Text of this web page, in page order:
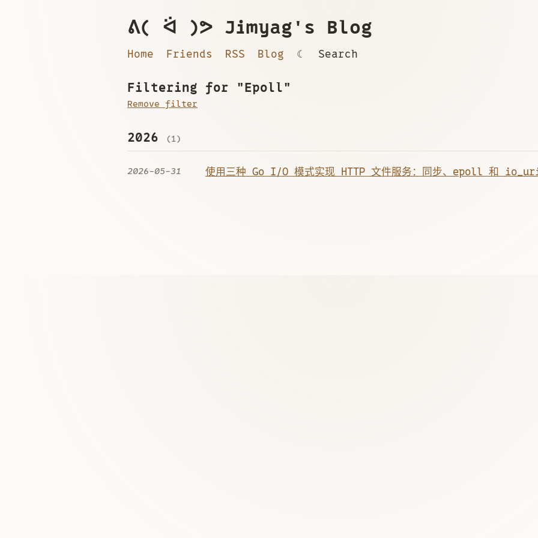
ᕕ( ᐛ )ᕗ Jimyag's Blog
Home Friends RSS Blog ☾ Search
Filtering for "Epoll"
Remove filter
2026 (1)
2026-05-31 使用三种 Go I/O 模式实现 HTTP 文件服务：同步、epoll 和